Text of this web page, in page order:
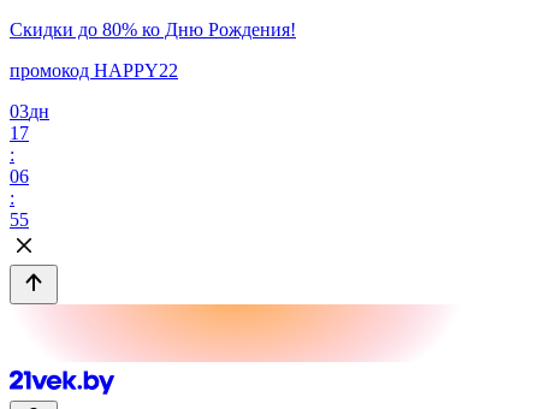
Скидки до 80% ко Дню Рождения!
промокод HAPPY22
03дн
17
:
06
:
55